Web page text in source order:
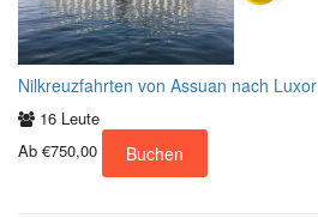
Nilkreuzfahrten von Assuan nach Luxor
16 Leute
Ab €750,00 Buchen